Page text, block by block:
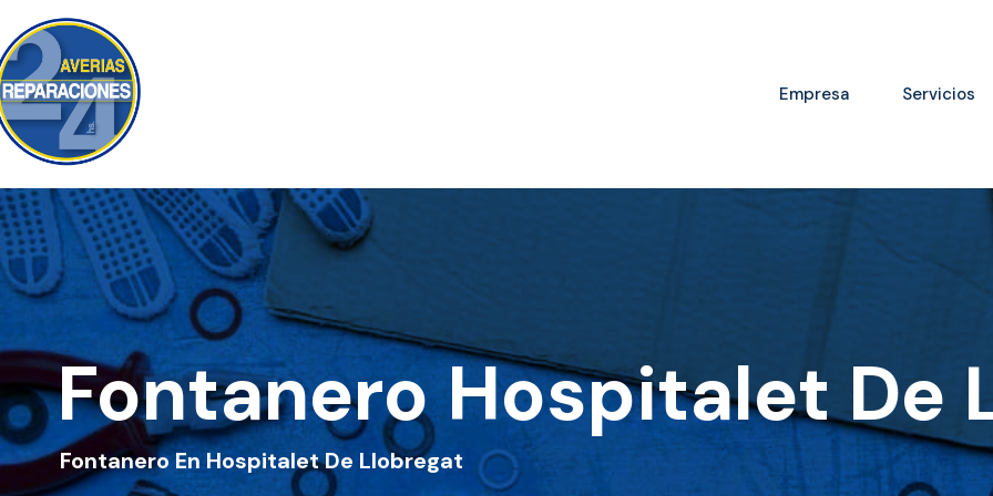
Empresa Servicios
Fontanero Hospitalet De
Fontanero En Hospitalet De Llobregat